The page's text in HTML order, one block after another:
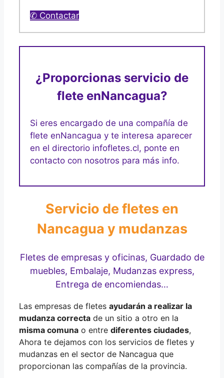
✆ Contactar
¿Proporcionas servicio de
flete enNancagua?
Si eres encargado de una compañía de
flete enNancagua y te interesa aparecer
en el directorio infofletes.cl, ponte en
contacto con nosotros para más info.
Servicio de fletes en
Nancagua y mudanzas
Fletes de empresas y oficinas, Guardado de
muebles, Embalaje, Mudanzas express,
Entrega de encomiendas…
Las empresas de fletes ayudarán a realizar la
mudanza correcta de un sitio a otro en la
misma comuna o entre diferentes ciudades,
Ahora te dejamos con los servicios de fletes y
mudanzas en el sector de Nancagua que
proporcionan las compañías de la provincia.